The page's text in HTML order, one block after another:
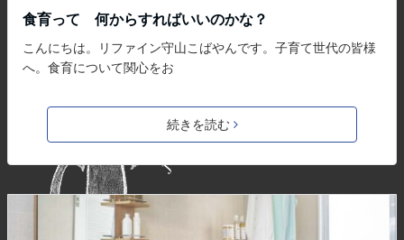
食育って 何からすればいいのかな？
こんにちは。リファイン守山こばやんです。子育て世代の皆様
へ。食育について関心をお
続きを読む